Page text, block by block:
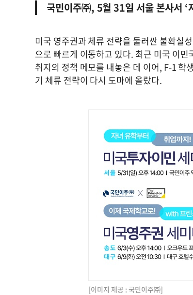
국민이주㈜, 5월 31일 서울 본사서 ‘
미국 영주권과 체류 전략을 둘러싼 불확실
으로 빠르게 이동하고 있다. 최근 미국 이
취지의 정책 메모를 내놓은 데 이어, F-1 학
기 체류 전략이 다시 도마에 올랐다.
[이미지 제공 : 국민이주㈜]